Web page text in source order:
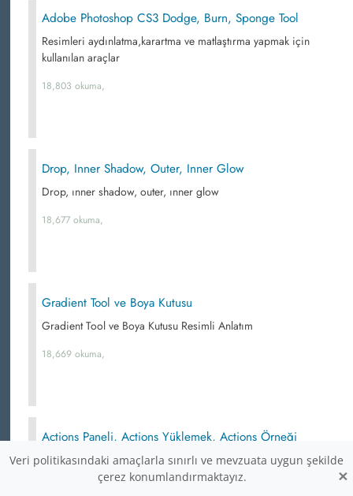
Adobe Photoshop CS3 Dodge, Burn, Sponge Tool
Resimleri aydınlatma,karartma ve matlaştırma yapmak için
kullanılan araçlar
18,803 okuma,
Drop, Inner Shadow, Outer, Inner Glow
Drop, ınner shadow, outer, ınner glow
18,677 okuma,
Gradient Tool ve Boya Kutusu
Gradient Tool ve Boya Kutusu Resimli Anlatım
18,669 okuma,
Actions Paneli, Actions Yüklemek, Actions Örneği
Actions paneli, actions yüklemek, actions örneği
18,371 okuma,
Veri politikasındaki amaçlarla sınırlı ve mevzuata uygun şekilde
çerez konumlandırmaktayız.
×